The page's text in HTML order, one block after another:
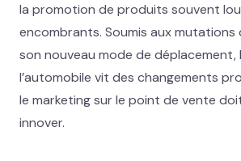
la promotion de produits souvent
encombrants. Soumis aux mutations
son nouveau mode de déplacement,
l’automobile vit des changements
le marketing sur le point de vente
innover.